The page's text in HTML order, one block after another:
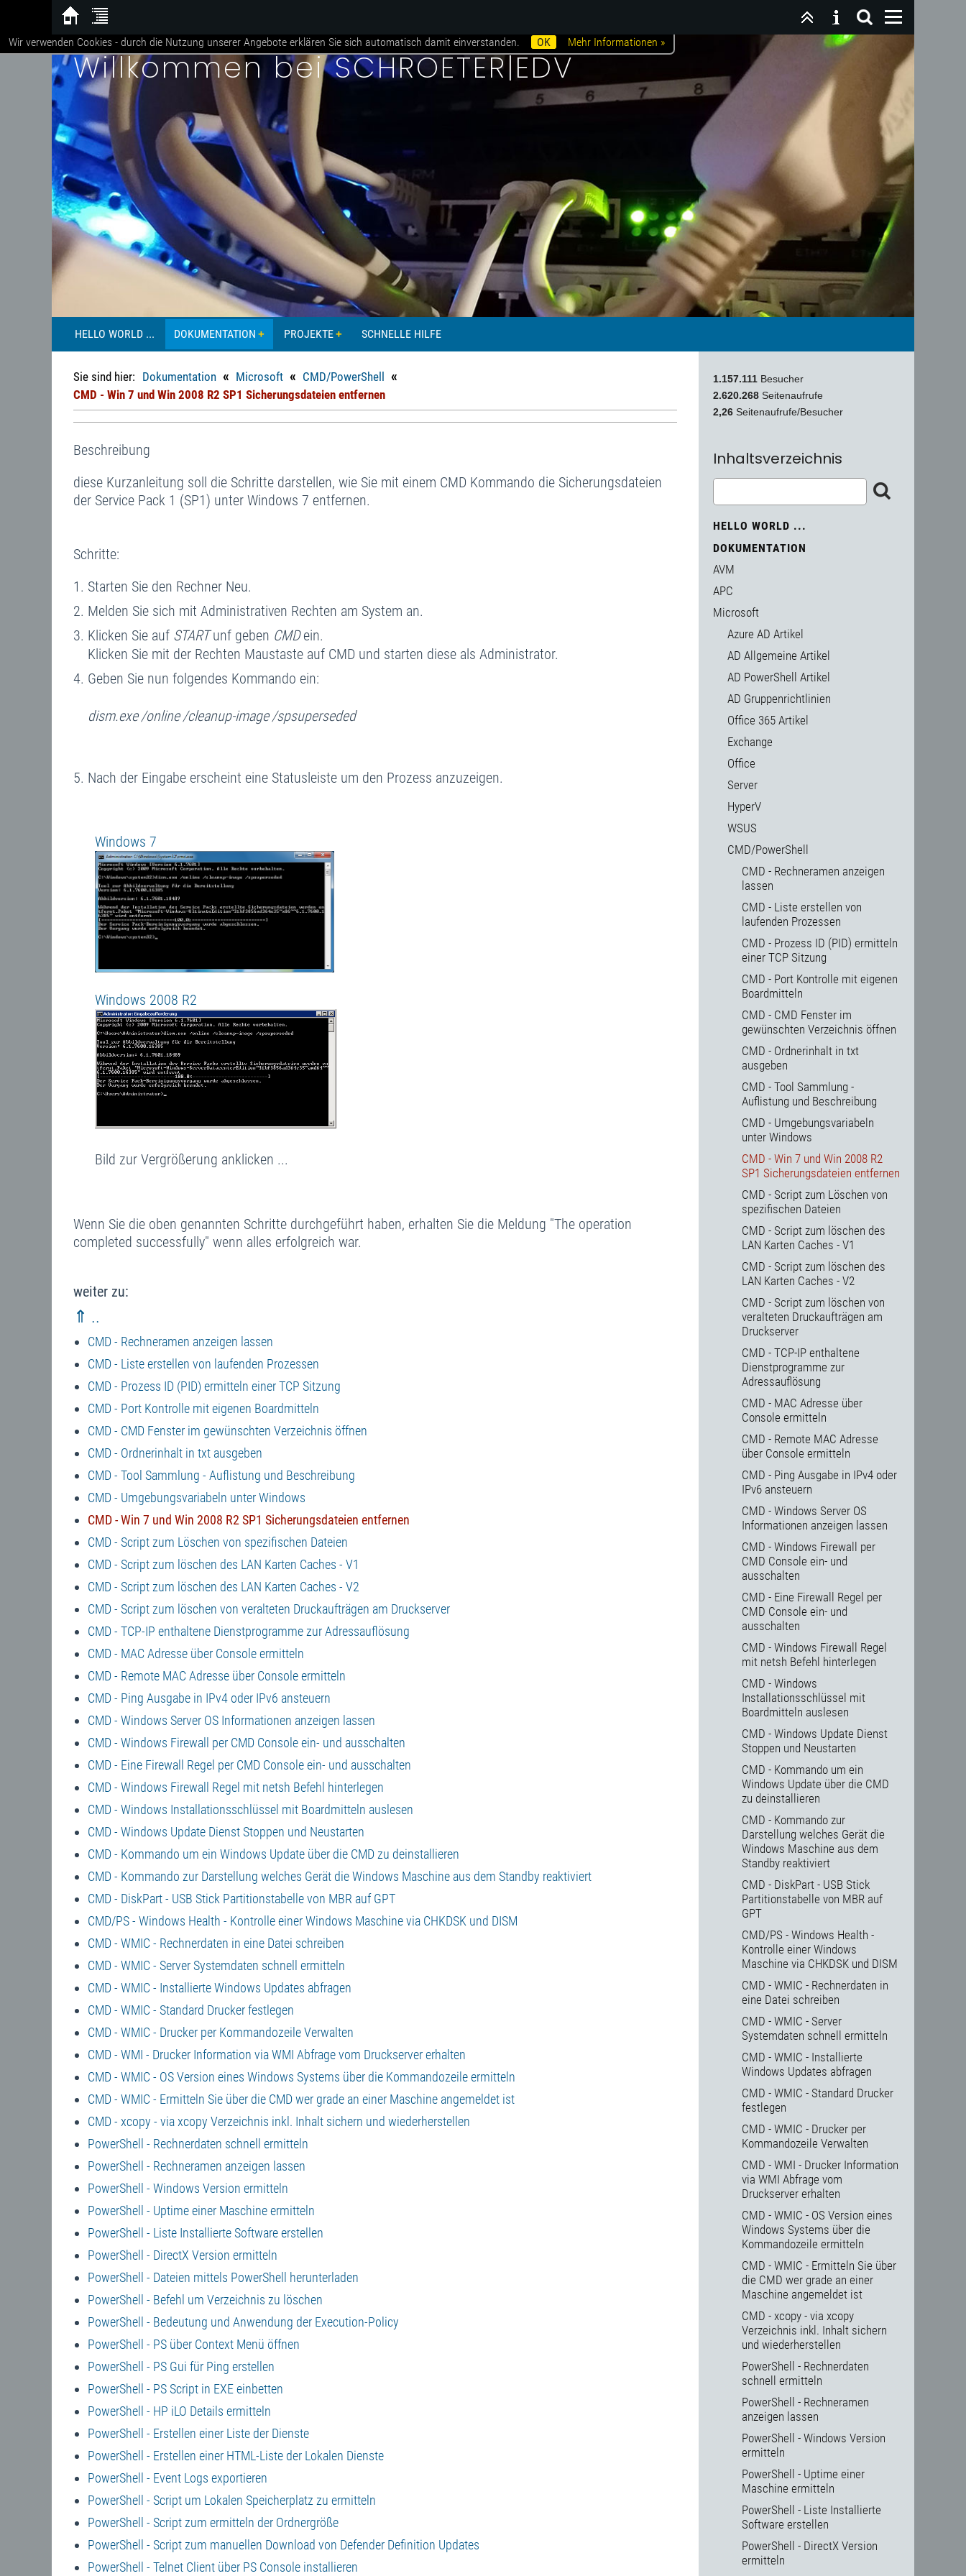
Willkommen bei SCHROETER|EDV
HELLO WORLD ... DOKUMENTATION PROJEKTE SCHNELLE HILFE
Sie sind hier: Dokumentation « Microsoft « CMD/PowerShell «
CMD - Win 7 und Win 2008 R2 SP1 Sicherungsdateien entfernen
Beschreibung
diese Kurzanleitung soll die Schritte darstellen, wie Sie mit einem CMD Kommando die Sicherungsdateien
der Service Pack 1 (SP1) unter Windows 7 entfernen.
Schritte:
Starten Sie den Rechner Neu.
Melden Sie sich mit Administrativen Rechten am System an.
Klicken Sie auf STARTunf geben CMDein.
Klicken Sie mit der Rechten Maustaste auf CMD und starten diese als Administrator.
Geben Sie nun folgendes Kommando ein:
dism.exe /online /cleanup-image /spsuperseded
Nach der Eingabe erscheint eine Statusleiste um den Prozess anzuzeigen.
Windows 7
Windows 2008 R2
Bild zur Vergrößerung anklicken ...
Wenn Sie die oben genannten Schritte durchgeführt haben, erhalten Sie die Meldung "The operation
completed successfully" wenn alles erfolgreich war.
weiter zu:
⇑ ..
CMD - Rechneramen anzeigen lassen
CMD - Liste erstellen von laufenden Prozessen
CMD - Prozess ID (PID) ermitteln einer TCP Sitzung
CMD - Port Kontrolle mit eigenen Boardmitteln
CMD - CMD Fenster im gewünschten Verzeichnis öffnen
CMD - Ordnerinhalt in txt ausgeben
CMD - Tool Sammlung - Auflistung und Beschreibung
CMD - Umgebungsvariabeln unter Windows
CMD - Win 7 und Win 2008 R2 SP1 Sicherungsdateien entfernen
CMD - Script zum Löschen von spezifischen Dateien
CMD - Script zum löschen des LAN Karten Caches - V1
CMD - Script zum löschen des LAN Karten Caches - V2
CMD - Script zum löschen von veralteten Druckaufträgen am Druckserver
CMD - TCP-IP enthaltene Dienstprogramme zur Adressauflösung
CMD - MAC Adresse über Console ermitteln
CMD - Remote MAC Adresse über Console ermitteln
CMD - Ping Ausgabe in IPv4 oder IPv6 ansteuern
CMD - Windows Server OS Informationen anzeigen lassen
CMD - Windows Firewall per CMD Console ein- und ausschalten
CMD - Eine Firewall Regel per CMD Console ein- und ausschalten
CMD - Windows Firewall Regel mit netsh Befehl hinterlegen
CMD - Windows Installationsschlüssel mit Boardmitteln auslesen
CMD - Windows Update Dienst Stoppen und Neustarten
CMD - Kommando um ein Windows Update über die CMD zu deinstallieren
CMD - Kommando zur Darstellung welches Gerät die Windows Maschine aus dem Standby reaktiviert
CMD - DiskPart - USB Stick Partitionstabelle von MBR auf GPT
CMD/PS - Windows Health - Kontrolle einer Windows Maschine via CHKDSK und DISM
CMD - WMIC - Rechnerdaten in eine Datei schreiben
CMD - WMIC - Server Systemdaten schnell ermitteln
CMD - WMIC - Installierte Windows Updates abfragen
CMD - WMIC - Standard Drucker festlegen
CMD - WMIC - Drucker per Kommandozeile Verwalten
CMD - WMI - Drucker Information via WMI Abfrage vom Druckserver erhalten
CMD - WMIC - OS Version eines Windows Systems über die Kommandozeile ermitteln
CMD - WMIC - Ermitteln Sie über die CMD wer grade an einer Maschine angemeldet ist
CMD - xcopy - via xcopy Verzeichnis inkl. Inhalt sichern und wiederherstellen
PowerShell - Rechnerdaten schnell ermitteln
PowerShell - Rechneramen anzeigen lassen
PowerShell - Windows Version ermitteln
PowerShell - Uptime einer Maschine ermitteln
PowerShell - Liste Installierte Software erstellen
PowerShell - DirectX Version ermitteln
PowerShell - Dateien mittels PowerShell herunterladen
PowerShell - Befehl um Verzeichnis zu löschen
PowerShell - Bedeutung und Anwendung der Execution-Policy
PowerShell - PS über Context Menü öffnen
PowerShell - PS Gui für Ping erstellen
PowerShell - PS Script in EXE einbetten
PowerShell - HP iLO Details ermitteln
PowerShell - Erstellen einer Liste der Dienste
PowerShell - Erstellen einer HTML-Liste der Lokalen Dienste
PowerShell - Event Logs exportieren
PowerShell - Script um Lokalen Speicherplatz zu ermitteln
PowerShell - Script zum ermitteln der Ordnergröße
PowerShell - Script zum manuellen Download von Defender Definition Updates
PowerShell - Telnet Client über PS Console installieren
1.157.111 Besucher
2.620.268 Seitenaufrufe
2,26 Seitenaufrufe/Besucher
Inhaltsverzeichnis
HELLO WORLD ...
DOKUMENTATION
AVM
APC
Microsoft
Azure AD Artikel
AD Allgemeine Artikel
AD PowerShell Artikel
AD Gruppenrichtlinien
Office 365 Artikel
Exchange
Office
Server
HyperV
WSUS
CMD/PowerShell
CMD - Rechneramen anzeigen
lassen
CMD - Liste erstellen von
laufenden Prozessen
CMD - Prozess ID (PID) ermitteln
einer TCP Sitzung
CMD - Port Kontrolle mit eigenen
Boardmitteln
CMD - CMD Fenster im
gewünschten Verzeichnis öffnen
CMD - Ordnerinhalt in txt
ausgeben
CMD - Tool Sammlung -
Auflistung und Beschreibung
CMD - Umgebungsvariabeln
unter Windows
CMD - Win 7 und Win 2008 R2
SP1 Sicherungsdateien entfernen
CMD - Script zum Löschen von
spezifischen Dateien
CMD - Script zum löschen des
LAN Karten Caches - V1
CMD - Script zum löschen des
LAN Karten Caches - V2
CMD - Script zum löschen von
veralteten Druckaufträgen am
Druckserver
CMD - TCP-IP enthaltene
Dienstprogramme zur
Adressauflösung
CMD - MAC Adresse über
Console ermitteln
CMD - Remote MAC Adresse
über Console ermitteln
CMD - Ping Ausgabe in IPv4 oder
IPv6 ansteuern
CMD - Windows Server OS
Informationen anzeigen lassen
CMD - Windows Firewall per
CMD Console ein- und
ausschalten
CMD - Eine Firewall Regel per
CMD Console ein- und
ausschalten
CMD - Windows Firewall Regel
mit netsh Befehl hinterlegen
CMD - Windows
Installationsschlüssel mit
Boardmitteln auslesen
CMD - Windows Update Dienst
Stoppen und Neustarten
CMD - Kommando um ein
Windows Update über die CMD
zu deinstallieren
CMD - Kommando zur
Darstellung welches Gerät die
Windows Maschine aus dem
Standby reaktiviert
CMD - DiskPart - USB Stick
Partitionstabelle von MBR auf
GPT
CMD/PS - Windows Health -
Kontrolle einer Windows
Maschine via CHKDSK und DISM
CMD - WMIC - Rechnerdaten in
eine Datei schreiben
CMD - WMIC - Server
Systemdaten schnell ermitteln
CMD - WMIC - Installierte
Windows Updates abfragen
CMD - WMIC - Standard Drucker
festlegen
CMD - WMIC - Drucker per
Kommandozeile Verwalten
CMD - WMI - Drucker Information
via WMI Abfrage vom
Druckserver erhalten
CMD - WMIC - OS Version eines
Windows Systems über die
Kommandozeile ermitteln
CMD - WMIC - Ermitteln Sie über
die CMD wer grade an einer
Maschine angemeldet ist
CMD - xcopy - via xcopy
Verzeichnis inkl. Inhalt sichern
und wiederherstellen
PowerShell - Rechnerdaten
schnell ermitteln
PowerShell - Rechneramen
anzeigen lassen
PowerShell - Windows Version
ermitteln
PowerShell - Uptime einer
Maschine ermitteln
PowerShell - Liste Installierte
Software erstellen
PowerShell - DirectX Version
ermitteln
Wir verwenden Cookies - durch die Nutzung unserer Angebote erklären Sie sich automatisch damit einverstanden. OK Mehr Informationen »